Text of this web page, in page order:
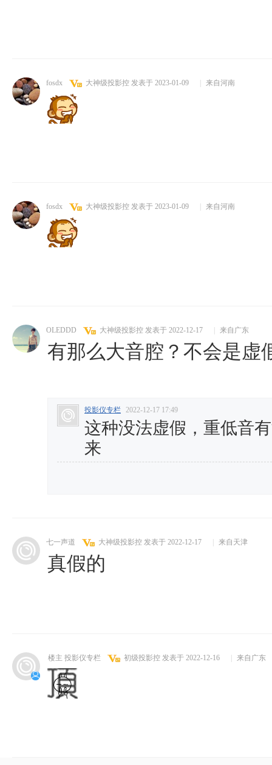
fosdx 大神级投影控 发表于 2023-01-09 来自河南
fosdx 大神级投影控 发表于 2023-01-09 来自河南
OLEDDD 大神级投影控 发表于 2022-12-17 来自广东
有那么大音腔？不会是虚
投影仪专栏 2022-12-17 17:49
这种没法虚假，重低音
来
七一声道 大神级投影控 发表于 2022-12-17 来自天津
真假的
楼主 投影仪专栏 初级投影控 发表于 2022-12-16 来自广东